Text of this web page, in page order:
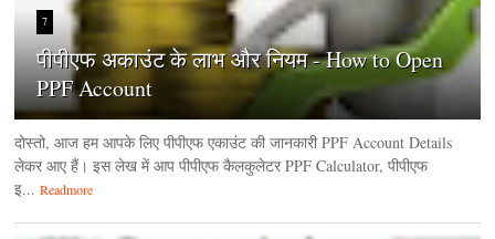
7
पीपीएफ अकाउंट के लाभ और नियम - How to Open
PPF Account
दोस्तो, आज हम आपके लिए पीपीएफ एकाउंट की जानकारी PPF Account Details
लेकर आए हैं। इस लेख में आप पीपीएफ कैलकुलेटर PPF Calculator, पीपीएफ
इ... Readmore